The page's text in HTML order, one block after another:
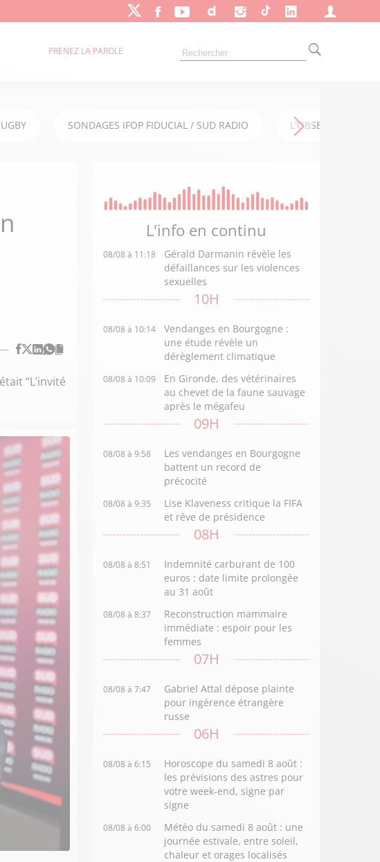
PRENEZ LA PAROLE
SONDAGES IFOP FIDUCIAL / SUD RADIO L'OBSERVATOIRE
“L’invité
L'info en continu
08/08 à 11:18
Gérald Darmanin révèle les
défaillances sur les violences
sexuelles
10H
08/08 à 10:14
Vendanges en Bourgogne :
une étude révèle un
dérèglement climatique
08/08 à 10:09
En Gironde, des vétérinaires
au chevet de la faune sauvage
après le mégafeu
09H
08/08 à 9:58
Les vendanges en Bourgogne
battent un record de
précocité
08/08 à 9:35
Lise Klaveness critique la FIFA
et rêve de présidence
08H
08/08 à 8:51
Indemnité carburant de 100
euros : date limite prolongée
au 31 août
08/08 à 8:37
Reconstruction mammaire
immédiate : espoir pour les
femmes
07H
08/08 à 7:47
Gabriel Attal dépose plainte
pour ingérence étrangère
russe
06H
08/08 à 6:15
Horoscope du samedi 8 août :
les prévisions des astres pour
votre week-end, signe par
signe
08/08 à 6:00
Météo du samedi 8 août : une
journée estivale, entre soleil,
chaleur et orages localisés